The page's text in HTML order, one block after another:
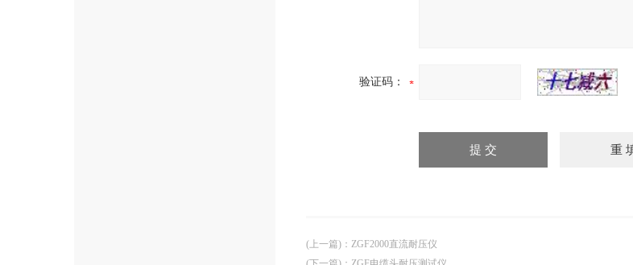
验证码：
(上一篇) ： ZGF2000直流耐压仪